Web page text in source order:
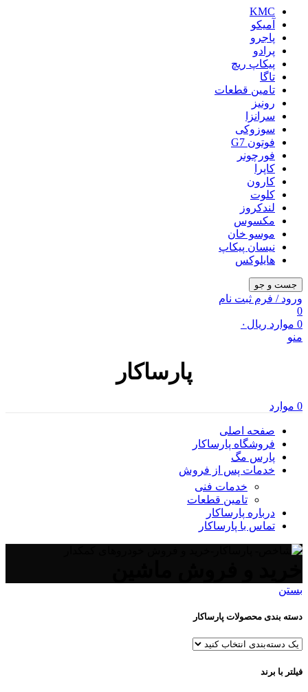
KMC
آمیکو
پاجرو
پرادو
پیکاپ ریچ
تاگا
تامین قطعات
رونیز
سرانزا
سوزوکی
فوتون G7
فورچونر
کاپرا
کارون
کلوت
لندکروز
مکسوس
موسو خان
نیسان پیکاپ
هایلوکس
جست و جو
ورود / فرم ثبت نام
0
0 موارد ریال ۰
منو
پارساکار
0 موارد
صفحه اصلی
فروشگاه پارساکار
پارس مگ
خدمات پس از فروش
خدمات فنی
تامین قطعات
درباره پارساکار
تماس با پارساکار
بستن
دسته بندی محصولات پارساکار
فیلتر با برند